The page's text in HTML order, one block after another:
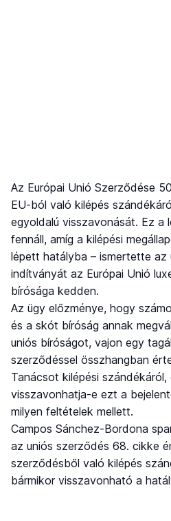
Az Európai Unió Szerződése
EU-ból való kilépés
egyoldalú visszavonását. Ez a
fennáll, amíg a kilépési
lépett hatályba – ismertette
indítványát az Európai Unió
bírósága kedden.
Az ügy előzménye, hogy
és a skót bíróság annak
uniós bíróságot, vajon egy
szerződéssel összhangban
Tanácsot kilépési szándékáról,
visszavonhatja-e ezt a
milyen feltételek mellett.
Campos Sánchez-Bordona
az uniós szerződés 68. cikke
szerződésből való kilépés
bármikor visszavonható a